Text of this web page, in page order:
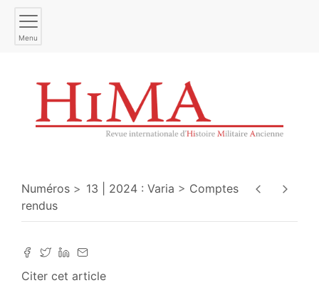
Menu
Numéros 13 | 2024 : Varia
Comptes
rendus
Citer cet article